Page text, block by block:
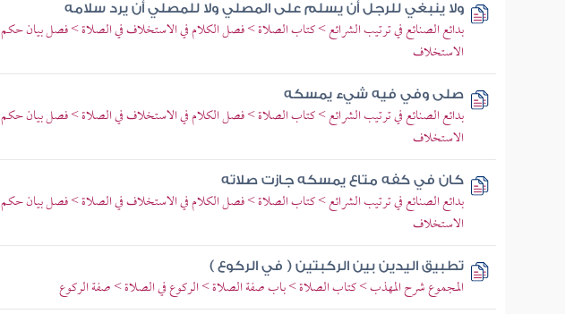
ولا ينبغي للرجل أن يسلم على المصلي ولا للمصلي أن يرد سلامه
بدائع الصنائع في ترتيب الشرائع > كتاب الصلاة > فصل الكلام في الاستخلاف في الصلاة > فصل بيان حكم
الاستخلاف
صلى وفي فيه شيء يمسكه
بدائع الصنائع في ترتيب الشرائع > كتاب الصلاة > فصل الكلام في الاستخلاف في الصلاة > فصل بيان حكم
الاستخلاف
كان في كفه متاع يمسكه جازت صلاته
بدائع الصنائع في ترتيب الشرائع > كتاب الصلاة > فصل الكلام في الاستخلاف في الصلاة > فصل بيان حكم
الاستخلاف
تطبيق اليدين بين الركبتين ( في الركوع )
المجموع شرح المهذب > كتاب الصلاة > باب صفة الصلاة > الركوع في الصلاة > صفة الركوع